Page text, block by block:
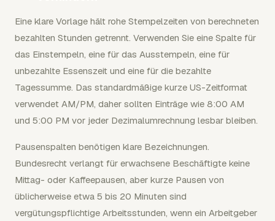
Eine klare Vorlage hält rohe Stempelzeiten von berechneten
bezahlten Stunden getrennt. Verwenden Sie eine Spalte für
das Einstempeln, eine für das Ausstempeln, eine für
unbezahlte Essenszeit und eine für die bezahlte
Tagessumme. Das standardmäßige kurze US-Zeitformat
verwendet AM/PM, daher sollten Einträge wie 8:00 AM
und 5:00 PM vor jeder Dezimalumrechnung lesbar bleiben.
Pausenspalten benötigen klare Bezeichnungen.
Bundesrecht verlangt für erwachsene Beschäftigte keine
Mittag- oder Kaffeepausen, aber kurze Pausen von
üblicherweise etwa 5 bis 20 Minuten sind
vergütungspflichtige Arbeitsstunden, wenn ein Arbeitgeber